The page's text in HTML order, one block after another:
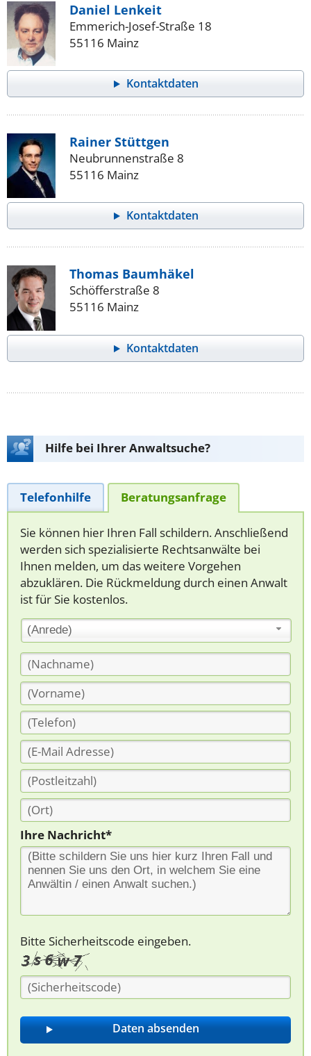
Daniel Lenkeit
Emmerich-Josef-Straße 18
55116 Mainz
Kontaktdaten
Rainer Stüttgen
Neubrunnenstraße 8
55116 Mainz
Kontaktdaten
Thomas Baumhäkel
Schöfferstraße 8
55116 Mainz
Kontaktdaten
Hilfe bei Ihrer Anwaltsuche?
Telefonhilfe Beratungsanfrage
Sie können hier Ihren Fall schildern. Anschließend
werden sich spezialisierte Rechtsanwälte bei
Ihnen melden, um das weitere Vorgehen
abzuklären. Die Rückmeldung durch einen Anwalt
ist für Sie kostenlos.
(Anrede)
Ihre Nachricht*
Bitte Sicherheitscode eingeben.